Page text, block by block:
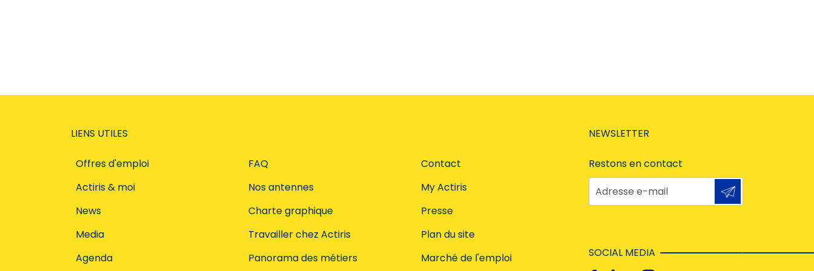
LIENS UTILES
Offres d'emploi
Actiris & moi
News
Media
Agenda
FAQ
Nos antennes
Charte graphique
Travailler chez Actiris
Panorama des métiers
Contact
My Actiris
Presse
Plan du site
Marché de l'emploi
NEWSLETTER
Restons en contact
Adresse e-mail
SOCIAL MEDIA